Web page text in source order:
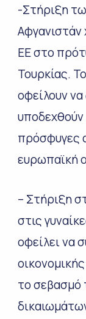
-Στήριξη
ΕΕ στο
Τουρκίας.
οφείλουν
υποδεχθούν
πρόσφυγες
ευρωπαϊκή
– Στήριξη
στις
οφείλει να
το